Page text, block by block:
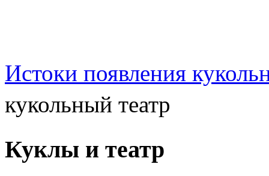
Истоки появления
кукольный театр
Куклы и театр